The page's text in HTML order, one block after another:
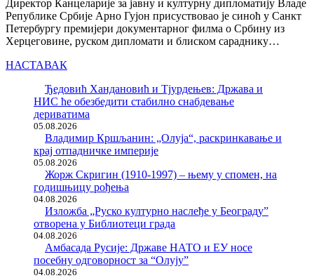
Директор Канцеларије за јавну и културну дипломатију Владе
Републике Србије Арно Гујон присуствовао је синоћ у Санкт
Петербургу премијери документарног филма о Србину из
Херцеговине, руском дипломати и блиском сараднику…
НАСТАВАК
Ђедовић Хандановић и Тјурдењев: Држава и
НИС ће обезбедити стабилно снабдевање
дериватима
05.08.2026
Владимир Кршљанин: „Олуја“, раскринкавање и
крај отпадничке империје
05.08.2026
Жорж Скригин (1910-1997) – њему у спомен, на
годишњицу рођења
04.08.2026
Изложба „Руско културно наслеђе у Београду”
отворена у Библиотеци града
04.08.2026
Амбасада Русије: Државе НАТО и ЕУ носе
посебну одговорност за “Олују”
04.08.2026